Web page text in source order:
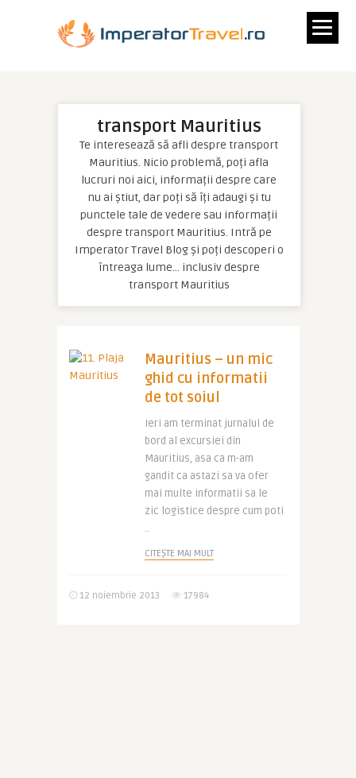
transport Mauritius
Te interesează să afli despre transport
Mauritius. Nicio problemă, poți afla
lucruri noi aici, informații despre care
nu ai știut, dar poți să îți adaugi și tu
punctele tale de vedere sau informații
despre transport Mauritius. Intră pe
Imperator Travel Blog și poți descoperi o
întreaga lume… inclusiv despre
transport Mauritius
Mauritius – un mic
ghid cu informatii
de tot soiul
Ieri am terminat jurnalul de
bord al excursiei din
Mauritius, asa ca m-am
gandit ca astazi sa va ofer
mai multe informatii sa le
zic logistice despre cum poti
..
CITEȘTE MAI MULT
12 noiembrie 2013 17984